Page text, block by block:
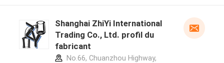
Shanghai ZhiYi International
Trading Co., Ltd. profil du
fabricant
No.66, Chuanzhou Highway,